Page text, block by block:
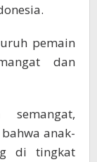
pemain
dan
semangat,
anak-
di tingkat